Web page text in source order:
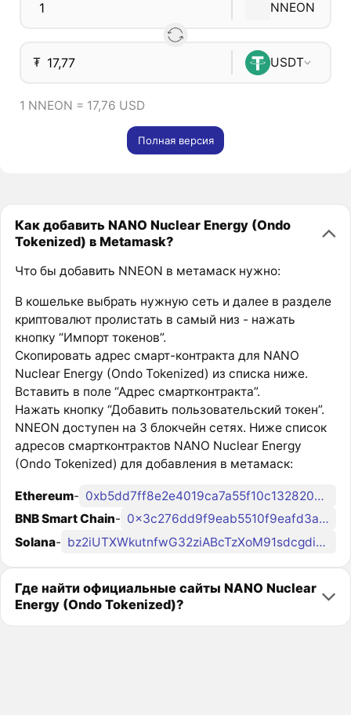
NNEON
₮ USDT
1 NNEON = 17,76 USD
Полная версия
Как добавить NANO Nuclear Energy (Ondo
Tokenized) в Metamask?
Что бы добавить NNEON в метамаск нужно:
В кошельке выбрать нужную сеть и далее в разделе
криптовалют пролистать в самый низ - нажать
кнопку “Импорт токенов”.
Скопировать адрес смарт-контракта для NANO
Nuclear Energy (Ondo Tokenized) из списка ниже.
Вставить в поле “Адрес смартконтракта”.
Нажать кнопку “Добавить пользовательский токен”.
NNEON доступен на 3 блокчейн сетях. Ниже список
адресов смартконтрактов NANO Nuclear Energy
(Ondo Tokenized) для добавления в метамаск:
Ethereum-
0xb5dd7ff8e2e4019ca7a55f10c13282071a5775d4
BNB Smart Chain-
0x3c276dd9f9eab5510f9eafd3a6ea54879b27ca3d
Solana- bz2iUTXWkutnfwG32ziABcTzXoM91sdcgdiJJJdondo
Где найти официальные сайты NANO Nuclear
Energy (Ondo Tokenized)?